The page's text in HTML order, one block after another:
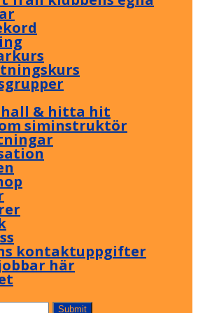
& hitta hit
siminstruktör
kontaktuppgifter
här
Submit